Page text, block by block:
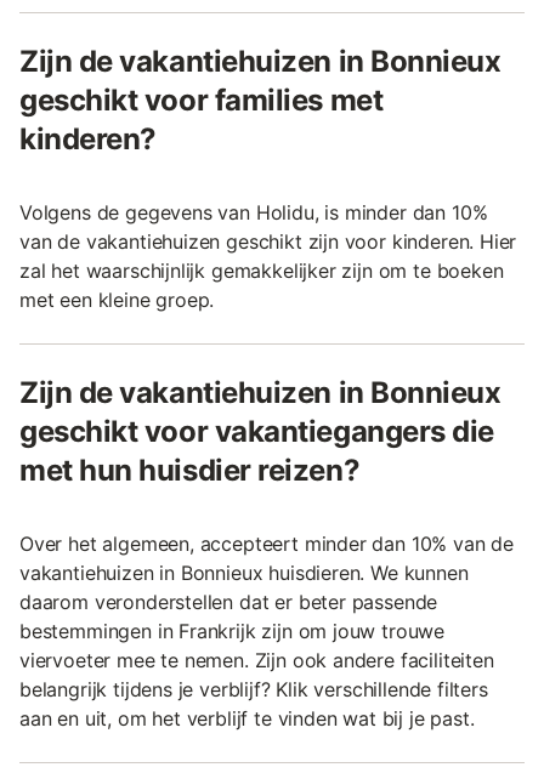
Zijn de vakantiehuizen in Bonnieux
geschikt voor families met
kinderen?
Volgens de gegevens van Holidu, is minder dan 10%
van de vakantiehuizen geschikt zijn voor kinderen. Hier
zal het waarschijnlijk gemakkelijker zijn om te boeken
met een kleine groep.
Zijn de vakantiehuizen in Bonnieux
geschikt voor vakantiegangers die
met hun huisdier reizen?
Over het algemeen, accepteert minder dan 10% van de
vakantiehuizen in Bonnieux huisdieren. We kunnen
daarom veronderstellen dat er beter passende
bestemmingen in Frankrijk zijn om jouw trouwe
viervoeter mee te nemen. Zijn ook andere faciliteiten
belangrijk tijdens je verblijf? Klik verschillende filters
aan en uit, om het verblijf te vinden wat bij je past.